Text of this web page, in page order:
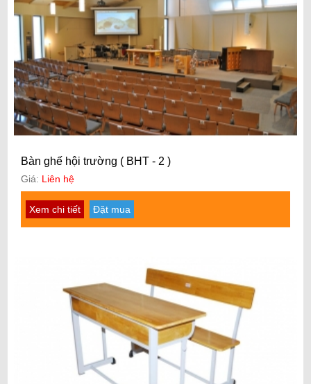
Bàn ghế hội trường ( BHT - 2 )
Giá: Liên hệ
Xem chi tiết Đặt mua